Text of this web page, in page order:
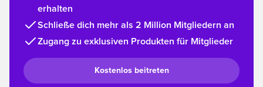
erhalten
Schließe dich mehr als 2 Million Mitgliedern an
Zugang zu exklusiven Produkten für Mitglieder
Kostenlos beitreten